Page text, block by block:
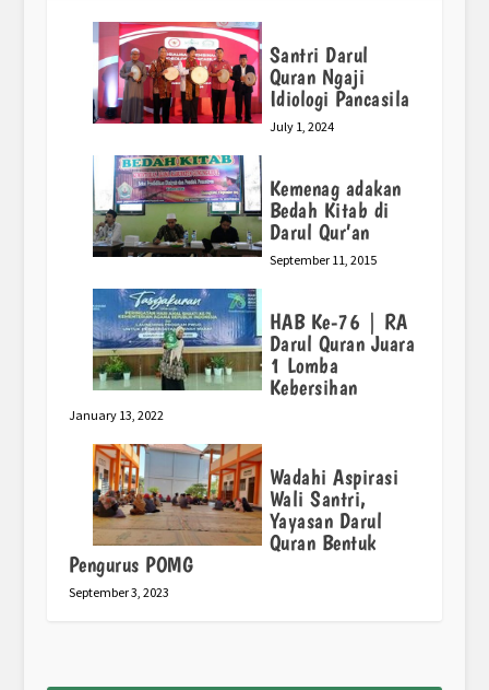
Santri Darul
Quran Ngaji
Idiologi Pancasila
July 1, 2024
Kemenag adakan
Bedah Kitab di
Darul Qur’an
September 11, 2015
HAB Ke-76 | RA
Darul Quran Juara
1 Lomba
Kebersihan
January 13, 2022
Wadahi Aspirasi
Wali Santri,
Yayasan Darul
Quran Bentuk
Pengurus POMG
September 3, 2023